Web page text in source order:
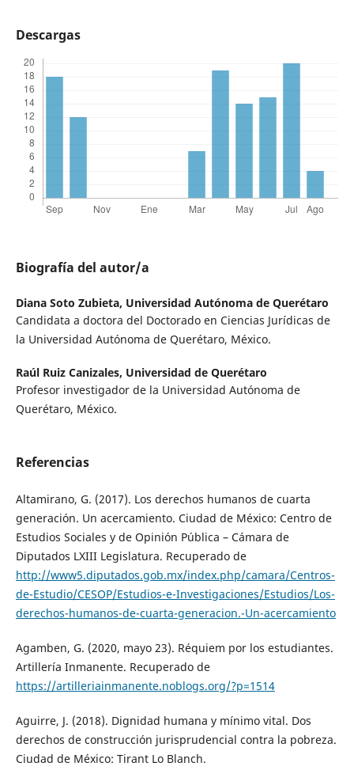
Descargas
Biografía del autor/a
Diana Soto Zubieta, Universidad Autónoma de Querétaro
Candidata a doctora del Doctorado en Ciencias Jurídicas de
la Universidad Autónoma de Querétaro, México.
Raúl Ruiz Canizales, Universidad de Querétaro
Profesor investigador de la Universidad Autónoma de
Querétaro, México.
Referencias
Altamirano, G. (2017). Los derechos humanos de cuarta
generación. Un acercamiento. Ciudad de México: Centro de
Estudios Sociales y de Opinión Pública – Cámara de
Diputados LXIII Legislatura. Recuperado de
http://www5.diputados.gob.mx/index.php/camara/Centros-
de-Estudio/CESOP/Estudios-e-Investigaciones/Estudios/Los-
derechos-humanos-de-cuarta-generacion.-Un-acercamiento
Agamben, G. (2020, mayo 23). Réquiem por los estudiantes.
Artillería Inmanente. Recuperado de
https://artilleriainmanente.noblogs.org/?p=1514
Aguirre, J. (2018). Dignidad humana y mínimo vital. Dos
derechos de construcción jurisprudencial contra la pobreza.
Ciudad de México: Tirant Lo Blanch.